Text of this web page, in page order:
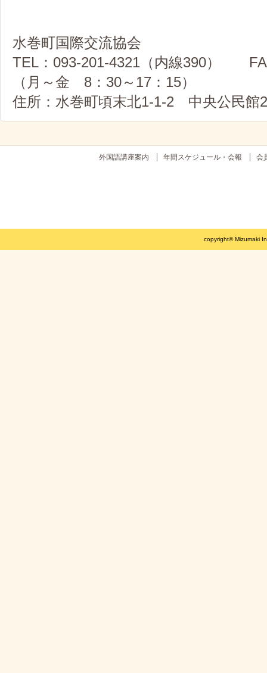
水巻町国際交流協会
TEL：093-201-4321（内線390）
（月～金 8：30～17：15）
住所：水巻町頃末北1-1-2 中央公民館
外国語講座案内 年間スケジュール・会報 会
copyright© Mizumaki